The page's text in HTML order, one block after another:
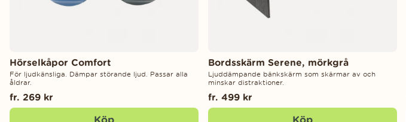
Hörselkåpor Comfort
För ljudkänsliga. Dämpar störande ljud. Passar alla
åldrar.
fr. 269 kr
Köp
Bordsskärm Serene, mörkgrå
Ljuddämpande bänkskärm som skärmar av och
minskar distraktioner.
fr. 499 kr
Köp